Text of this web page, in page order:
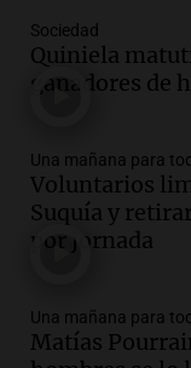
las nuevas
todos
Una mañana
Audio.
del
conviene
Una mañana
Audio.
Una
Sociedad
Quiniela
ganadores de
Una mañana para
Voluntarios
Suquía y
por jornada
Una mañana para
Matías